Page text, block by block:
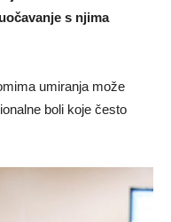
s njima
umiranja može
boli koje često